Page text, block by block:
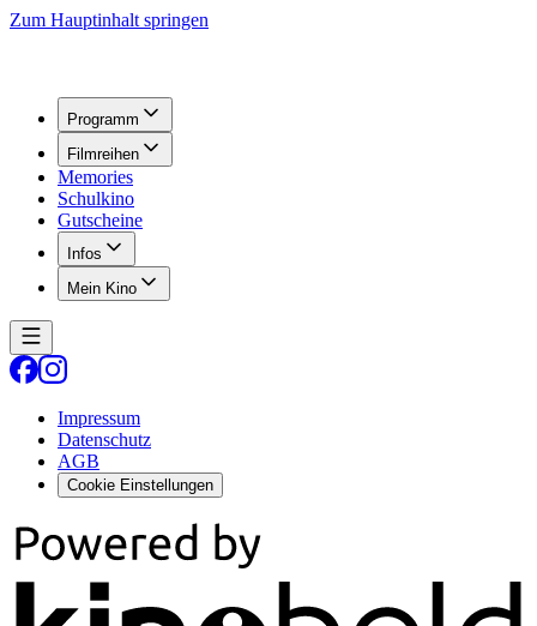
Zum Hauptinhalt springen
Programm
Filmreihen
Memories
Schulkino
Gutscheine
Infos
Mein Kino
Impressum
Datenschutz
AGB
Cookie Einstellungen